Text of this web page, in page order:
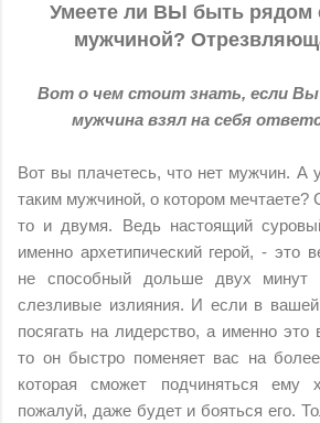
Умеете ли ВЫ быть рядом
мужчиной?
Вот о чем стоит знать, если
мужчина взял на себя
Вот вы плачетесь, что нет мужчин. А
таким мужчиной, о котором
то и двумя. Ведь настоящий
именно архетипический герой, - это
не способный дольше двух минут
слезливые излияния. И если в
посягать на лидерство, а именно
то он быстро поменяет вас на
которая сможет подчиняться
пожалуй, даже будет и бояться его.